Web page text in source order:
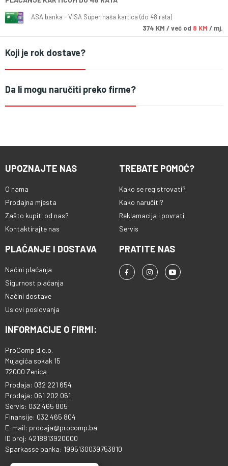
ASA banka - VISA Super naša kartica (do 48 rata)
374 KM / već od 8 KM / mj.
Koji je rok dostave?
Da li mogu naručiti preko firme?
UPOZNAJTE NAS
O nama
Prodajna mjesta
Zašto kupiti od nas?
Kontaktirajte nas
TREBATE POMOĆ?
Kako se registrovati?
Kako naručiti?
Reklamacija i povrati
Servis
PLAĆANJE I DOSTAVA
Načini plaćanja
Sigurnost plaćanja
Načini dostave
Uslovi poslovanja
PRATITE NAS
INFORMACIJE O FIRMI:
ProComp d.o.o.
Mujagića sokak 15
72000 Zenica
Prodaja: 032 221 654
Prodaja: 061 202 061
Servis: 032 465 805
Finansije: 032 465 804
E-mail: prodaja@procomp.ba
ID broj: 4218813920000
Sparkasse banka: 1995130039753810